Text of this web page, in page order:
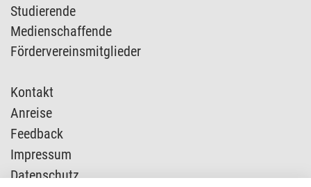
Studierende
Medienschaffende
Fördervereinsmitglieder
Kontakt
Anreise
Feedback
Impressum
Datenschutz